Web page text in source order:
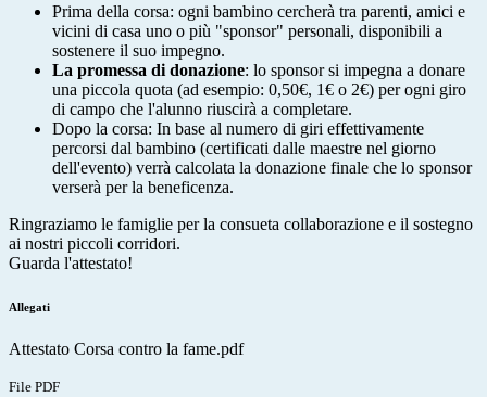
Prima della corsa: ogni bambino cercherà tra parenti, amici e
vicini di casa uno o più "sponsor" personali, disponibili a
sostenere il suo impegno.
La promessa di donazione: lo sponsor si impegna a donare
una piccola quota (ad esempio: 0,50€, 1€ o 2€) per ogni giro
di campo che l'alunno riuscirà a completare.
Dopo la corsa: In base al numero di giri effettivamente
percorsi dal bambino (certificati dalle maestre nel giorno
dell'evento) verrà calcolata la donazione finale che lo sponsor
verserà per la beneficenza.
Ringraziamo le famiglie per la consueta collaborazione e il sostegno
ai nostri piccoli corridori.
Guarda l'attestato!
Allegati
Attestato Corsa contro la fame.pdf
File PDF